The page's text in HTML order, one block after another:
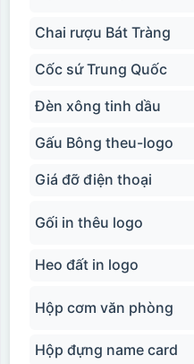
Chai rượu Bát Tràng
Cốc sứ Trung Quốc
Đèn xông tinh dầu
Gấu Bông theu-logo
Giá đỡ điện thoại
Gối in thêu logo
Heo đất in logo
Hộp cơm văn phòng
Hộp đựng name card